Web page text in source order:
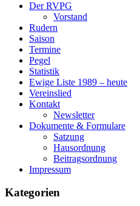
Der RVPG
Vorstand
Rudern
Saison
Termine
Pegel
Statistik
Ewige Liste 1989 – heute
Vereinslied
Kontakt
Newsletter
Dokumente & Formulare
Satzung
Hausordnung
Beitragsordnung
Impressum
Kategorien